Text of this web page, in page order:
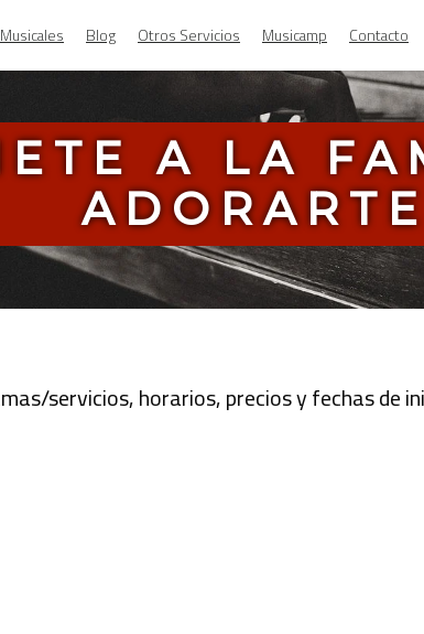
Blog Otros Servicios Musicamp Contacto
A LA
ADORARTE
servicios, horarios, precios y fechas de